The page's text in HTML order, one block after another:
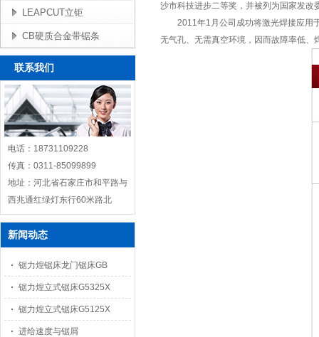
LEAPCUT立钜
CB硬质合金带锯条
联系我们
电话：18731109228
传真：0311-85099899
地址：河北省石家庄市和平路与
西兆通红绿灯东行60米路北
新闻动态
锯力煌锯床龙门锯床GB
锯力煌立式锯床G5325X
锯力煌立式锯床G5125X
进给速度与锯屑
沙市科技进步二等奖，并被列为国家发改
2011年1月公司成功将激光焊接应用
无气孔、无需真空环境，因而故障率低